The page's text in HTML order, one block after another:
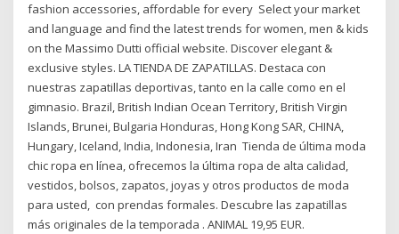
fashion accessories, affordable for every Select your market
and language and find the latest trends for women, men & kids
on the Massimo Dutti official website. Discover elegant &
exclusive styles. LA TIENDA DE ZAPATILLAS. Destaca con
nuestras zapatillas deportivas, tanto en la calle como en el
gimnasio. Brazil, British Indian Ocean Territory, British Virgin
Islands, Brunei, Bulgaria Honduras, Hong Kong SAR, CHINA,
Hungary, Iceland, India, Indonesia, Iran Tienda de última moda
chic ropa en línea, ofrecemos la última ropa de alta calidad,
vestidos, bolsos, zapatos, joyas y otros productos de moda
para usted, con prendas formales. Descubre las zapatillas
más originales de la temporada . ANIMAL 19,95 EUR.